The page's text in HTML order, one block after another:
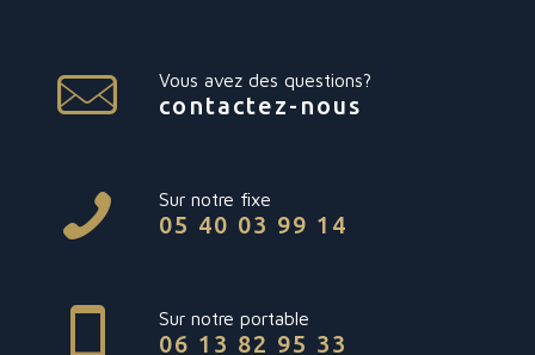
Vous avez des questions?
contactez-nous
Sur notre fixe
05 40 03 99 14
Sur notre portable
06 13 82 95 33